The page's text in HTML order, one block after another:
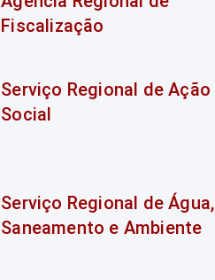
Fiscalização
Serviço Regional de Ação
Social
Serviço Regional de Água,
Saneamento e Ambiente